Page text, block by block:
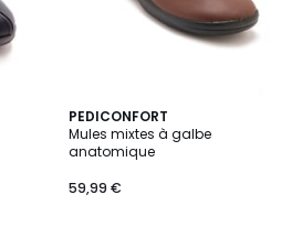
PEDICONFORT
Mules mixtes à galbe
anatomique
59,99 €